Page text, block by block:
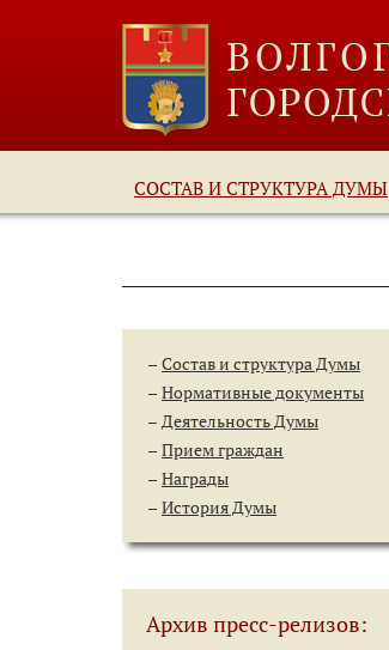
СОСТАВ И СТРУКТУРА ДУМЫ
Состав и структура Думы
Нормативные документы
Деятельность Думы
Прием граждан
Награды
История Думы
Архив пресс-релизов: